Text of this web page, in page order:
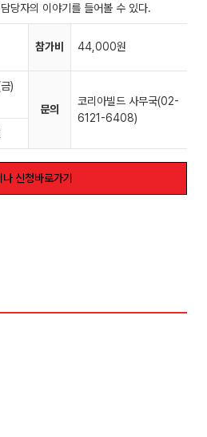
당자의 이야기를 들어볼 수 있다.
참가비 44,000원
)
문의
코리아빌드 사무국(02-
6121-6408)
나 신청바로가기